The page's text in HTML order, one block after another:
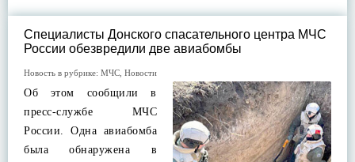
Специалисты Донского спасательного центра МЧС
России обезвредили две авиабомбы
Новость в рубрике: МЧС Новости
Об этом сообщили в
пресс-службе МЧС
России. Одна авиабомба
была обнаружена в